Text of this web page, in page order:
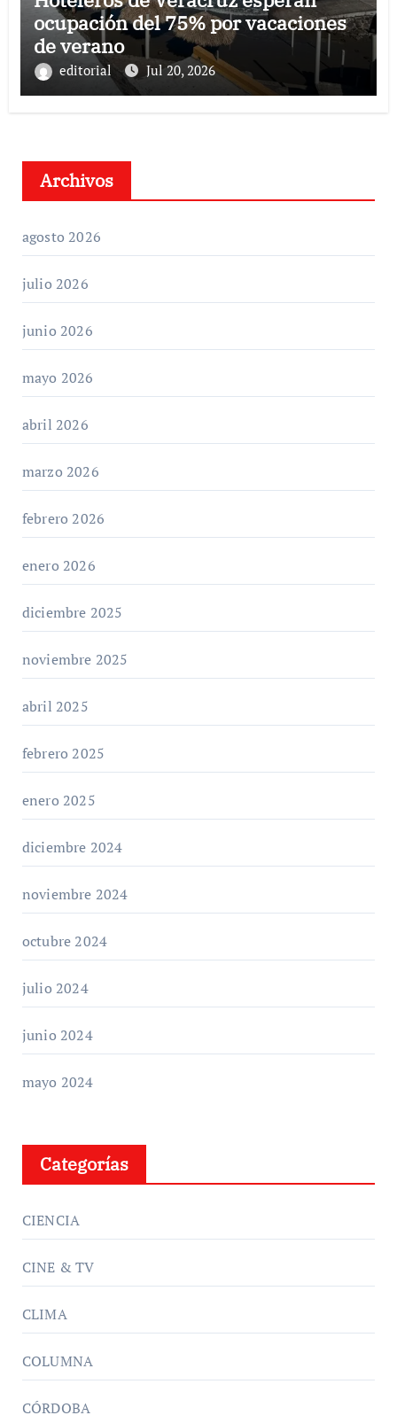
ocupación del 75% por vacaciones
de verano
editorial Jul 20, 2026
Archivos
agosto 2026
julio 2026
junio 2026
mayo 2026
abril 2026
marzo 2026
febrero 2026
enero 2026
diciembre 2025
noviembre 2025
abril 2025
febrero 2025
enero 2025
diciembre 2024
noviembre 2024
octubre 2024
julio 2024
junio 2024
mayo 2024
Categorías
CIENCIA
CINE & TV
CLIMA
COLUMNA
CÓRDOBA